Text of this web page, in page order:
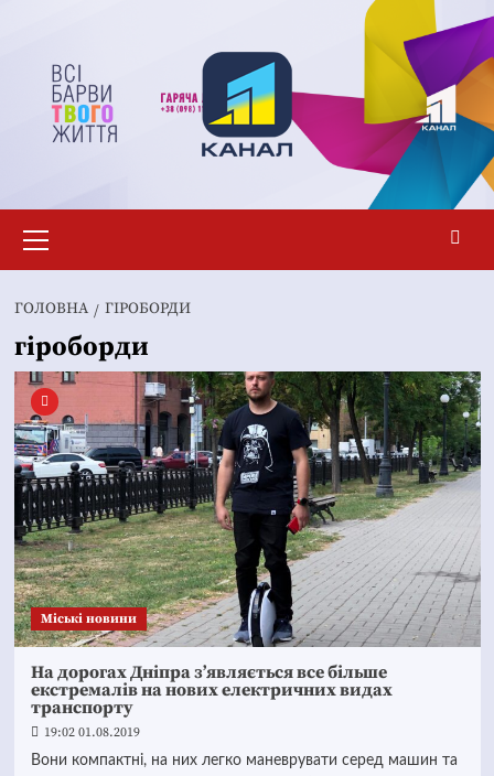
вмісту
меню
ГОЛОВНА ГІРОБОРДИ
гіроборди
Mіські новини
На дорогах Дніпра з’являється все більше
екстремалів на нових електричних видах
транспорту
19:02 01.08.2019
Вони компактні, на них легко маневрувати серед машин та